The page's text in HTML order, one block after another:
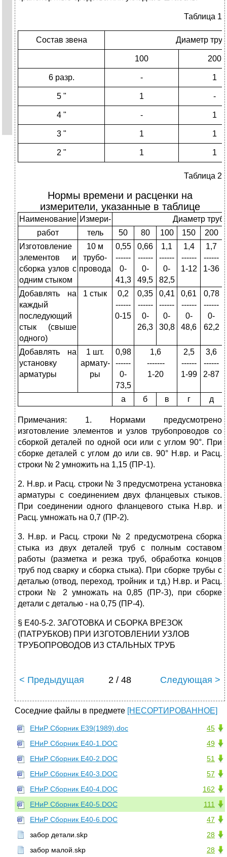
Таблица 1
Состав звена Диаметр
100 200
6 разр. - 1
5 " 1 -
4 " - 1
3 " 1 1
2 " 1 1
Таблица 2
Нормы времени и расценки на
измерители, указанные в таблице
Наименование Измери-
Диаметр
работ
тель 50 80 100 150 200
Изготовление
элементов и
сборка узлов с
одним стыком
10 м
трубо­
провода
0,55
------
0-
41,3
0,66
------
0-
49,5
1,1
------
0-
82,5
1,4
------
1-12
1,7
------
1-36
Добавлять на
каждый
последующий
стык (свыше
одного)
1 стык
0,2
------
0-15
0,35
------
0-
26,3
0,41
------
0-
30,8
0,61
------
0-
48,6
0,78
------
0-
62,2
Добавлять на
установку
арматуры
1 шт.
армату­
ры
0,98
------
0-
73,5
1,6
-------
1-20
2,5
------
1-99
3,6
------
2-87
a б в г д
Примечания: 1. Нормами предусмотрено
изготовление элементов и узлов трубопроводов со
сборкой деталей по одной оси или с углом 90°. При
сборке деталей с углом до или св. 90° Н.вр. и Расц.
строки № 2 умножить на 1,15 (ПР-1).
2. Н.вр. и Расц. строки № 3 предусмотрена установка
арматуры с соединением двух фланцевых стыков.
При соединении одного фланцевого стыка Н.вр. и
Расц. умножать на 0,7 (ПР-2).
3. Н.вр. и Расц. строки № 2 предусмотрена сборка
стыка из двух деталей труб с полным составом
работы (разметка и резка труб, обработка концов
труб под сварку и сборка стыка). При сборке трубы с
деталью (отвод, переход, тройник и т.д.) Н.вр. и Расц.
строки № 2 умножать на 0,85 (ПР-З), при сборке
детали с деталью - на 0,75 (ПР-4).
§ Е40-5-2. ЗАГОТОВКА И СБОРКА ВРЕЗОК
(ПАТРУБКОВ) ПРИ ИЗГОТОВЛЕНИИ УЗЛОВ
ТРУБОПРОВОДОВ ИЗ СТАЛЬНЫХ ТРУБ
< Предыдущая 2 / 48 Следующая >
Соседние файлы в предмете [НЕСОРТИРОВАННОЕ]
45
ЕНиР Сборник Е39(1989).doc
49
ЕНиР Сборник Е40-1.DOC
51
ЕНиР Сборник Е40-2.DOC
57
ЕНиР Сборник Е40-3.DOC
162
ЕНиР Сборник Е40-4.DOC
111
ЕНиР Сборник Е40-5.DOC
47
ЕНиР Сборник Е40-6.DOC
28
забор детали.skp
28
забор малой.skp